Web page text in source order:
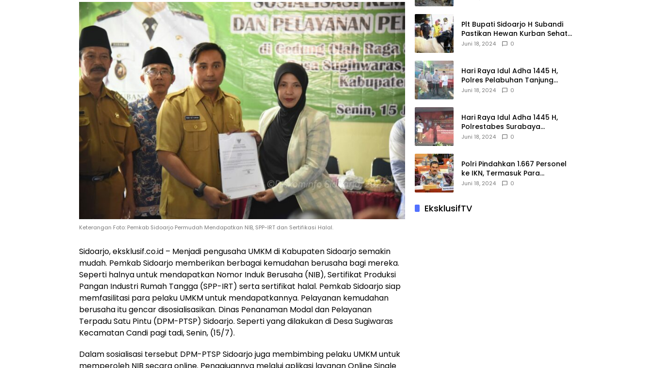
Keterangan Foto: Pemkab Sidoarjo Permudah Mendapatkan NIB, SPP-IRT dan Sertifikasi Halal.
Sidoarjo, eksklusif.co.id – Menjadi pengusaha UMKM di Kabupaten Sidoarjo semakin
mudah. Pemkab Sidoarjo memberikan berbagai kemudahan berusaha bagi mereka.
Seperti halnya untuk mendapatkan Nomor Induk Berusaha (NIB), Sertifikat Produksi
Pangan Industri Rumah Tangga (SPP-IRT) serta sertifikat halal. Pemkab Sidoarjo siap
memfasilitasi para pelaku UMKM untuk mendapatkannya. Pelayanan kemudahan
berusaha itu gencar disosialisasikan. Dinas Penanaman Modal dan Pelayanan
Terpadu Satu Pintu (DPM-PTSP) Sidoarjo. Seperti yang dilakukan di Desa Sugiwaras
Kecamatan Candi pagi tadi, Senin, (15/7).
Dalam sosialisasi tersebut DPM-PTSP Sidoarjo juga membimbing pelaku UMKM untuk
Plt Bupati Sidoarjo H Subandi
Pastikan Hewan Kurban Sehat
dan Aman
Juni 18, 2024 0
Hari Raya Idul Adha 1445 H,
Polres Pelabuhan Tanjung
Perak Salurkan 49 Hewan
Juni 18, 2024 0
Hari Raya Idul Adha 1445 H,
Polrestabes Surabaya
Menerima dan Menyalurkan
Juni 18, 2024 0
Polri Pindahkan 1.667 Personel
ke IKN, Termasuk Para
Jenderal.
Juni 18, 2024 0
EksklusifTV